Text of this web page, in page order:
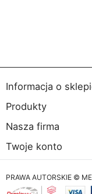
Informacja o
Produkty
Nasza firma
Twoje konto
PRAWA AUTORSKIE ©